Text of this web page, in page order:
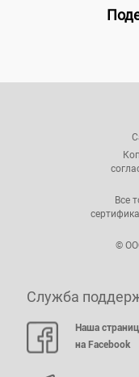
Все
©
Служба
Наша
на Facebook